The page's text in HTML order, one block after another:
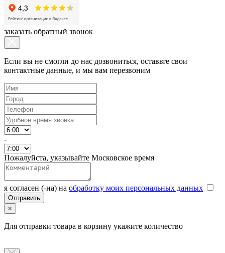
заказать обратный звонок
Если вы не смогли до нас дозвониться, оставьте свои
контактные данные, и мы вам перезвоним
-
Пожалуйста, указывайте Московское время
я согласен (-на) на обработку моих персональных данных
×
Для отправки товара в корзину укажите количество